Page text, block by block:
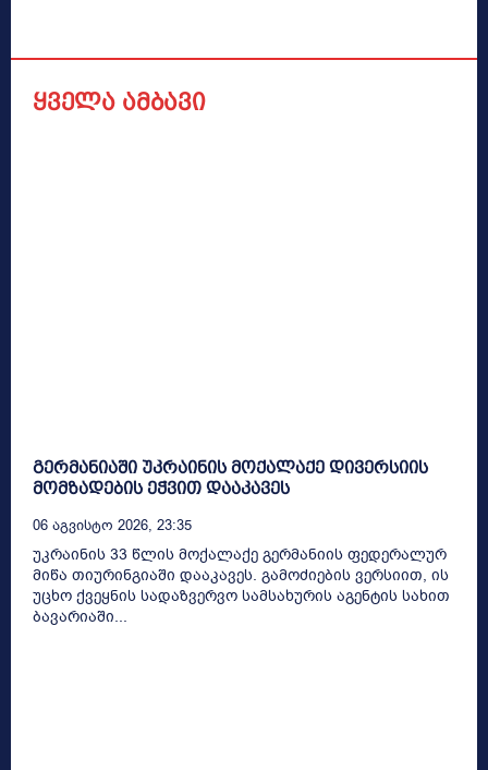
ყველა ამბავი
გერმანიაში უკრაინის მოქალაქე დივერსიის
მომზადების ეჭვით დააკავეს
06 Აგვისტო 2026, 23:35
უკრაინის 33 წლის მოქალაქე გერმანიის ფედერალურ
მიწა თიურინგიაში დააკავეს. გამოძიების ვერსიით, ის
უცხო ქვეყნის სადაზვერვო სამსახურის აგენტის სახით
ბავარიაში...